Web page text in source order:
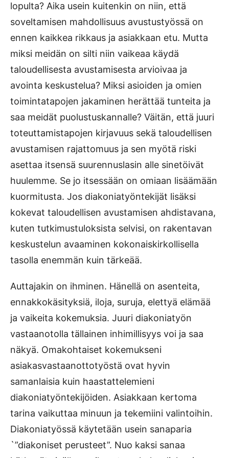
lopulta? Aika usein kuitenkin on niin, että
soveltamisen mahdollisuus avustustyössä on
ennen kaikkea rikkaus ja asiakkaan etu. Mutta
miksi meidän on silti niin vaikeaa käydä
taloudellisesta avustamisesta arvioivaa ja
avointa keskustelua? Miksi asioiden ja omien
toimintatapojen jakaminen herättää tunteita ja
saa meidät puolustuskannalle? Väitän, että juuri
toteuttamistapojen kirjavuus sekä taloudellisen
avustamisen rajattomuus ja sen myötä riski
asettaa itsensä suurennuslasin alle sinetöivät
huulemme. Se jo itsessään on omiaan lisäämään
kuormitusta. Jos diakoniatyöntekijät lisäksi
kokevat taloudellisen avustamisen ahdistavana,
kuten tutkimustuloksista selvisi, on rakentavan
keskustelun avaaminen kokonaiskirkollisella
tasolla enemmän kuin tärkeää.
Auttajakin on ihminen. Hänellä on asenteita,
ennakkokäsityksiä, iloja, suruja, elettyä elämää
ja vaikeita kokemuksia. Juuri diakoniatyön
vastaanotolla tällainen inhimillisyys voi ja saa
näkyä. Omakohtaiset kokemukseni
asiakasvastaanottotyöstä ovat hyvin
samanlaisia kuin haastattelemieni
diakoniatyöntekijöiden. Asiakkaan kertoma
tarina vaikuttaa minuun ja tekemiini valintoihin.
Diakoniatyössä käytetään usein sanaparia
`”diakoniset perusteet”. Nuo kaksi sanaa